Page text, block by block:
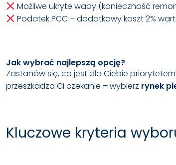
Możliwe ukryte wady (konieczność
Podatek PCC – dodatkowy koszt 2%
Jak wybrać najlepszą opcję?
Zastanów się, co jest dla Ciebie priorytetem:
przeszkadza Ci czekanie – wybierz rynek
Kluczowe kryteria